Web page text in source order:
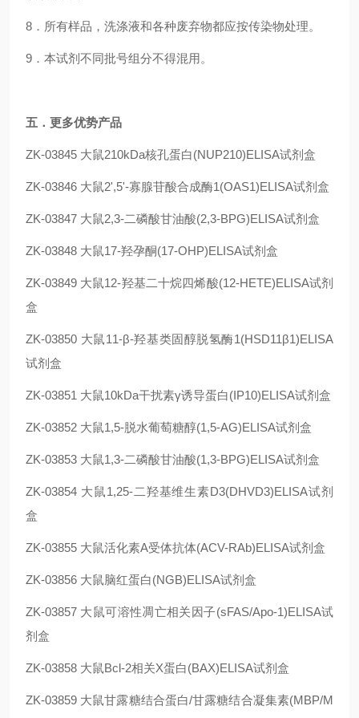
8．所有样品，洗涤液和各种废弃物都应按传染物处理。
9．本试剂不同批号组分不得混用。
五 ．更多优势产品
ZK-03845 大鼠210kDa核孔蛋白(NUP210)ELISA试剂盒
ZK-03846 大鼠2',5'-寡腺苷酸合成酶1(OAS1)ELISA试剂盒
ZK-03847 大鼠2,3-二磷酸甘油酸(2,3-BPG)ELISA试剂盒
ZK-03848 大鼠17-羟孕酮(17-OHP)ELISA试剂盒
ZK-03849 大鼠12-羟基二十烷四烯酸(12-HETE)ELISA试剂
盒
ZK-03850 大鼠11-β-羟基类固醇脱氢酶1(HSD11β1)ELISA
试剂盒
ZK-03851 大鼠10kDa干扰素γ诱导蛋白(IP10)ELISA试剂盒
ZK-03852 大鼠1,5-脱水葡萄糖醇(1,5-AG)ELISA试剂盒
ZK-03853 大鼠1,3-二磷酸甘油酸(1,3-BPG)ELISA试剂盒
ZK-03854 大鼠1,25-二羟基维生素D3(DHVD3)ELISA试剂
盒
ZK-03855 大鼠活化素A受体抗体(ACV-RAb)ELISA试剂盒
ZK-03856 大鼠脑红蛋白(NGB)ELISA试剂盒
ZK-03857 大鼠可溶性凋亡相关因子(sFAS/Apo-1)ELISA试
剂盒
ZK-03858 大鼠Bcl-2相关X蛋白(BAX)ELISA试剂盒
ZK-03859 大鼠甘露糖结合蛋白/甘露糖结合凝集素(MBP/M